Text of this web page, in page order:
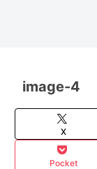
image-4
X
Pocket